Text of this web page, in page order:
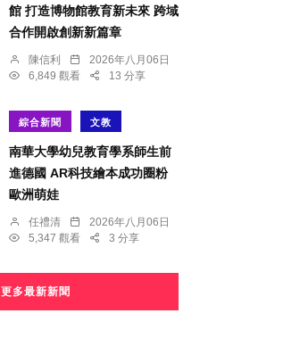
館 打造博物館教育新未來 跨域
合作開啟創新新篇章
陳信利
2026年八月06日
6,849 觀看
13 分享
綜合新聞 文教
南華大學幼兒教育學系師生前
進德國 AR科技繪本成功圈粉
歐洲萌娃
任禮清
2026年八月06日
5,347 觀看
3 分享
更多最新新聞